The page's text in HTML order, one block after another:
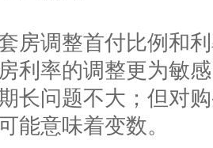
调整首付比例和利
利率的调整更为敏
长问题不大；但对
能意味着变数。